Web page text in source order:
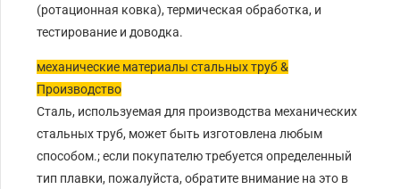
(ротационная ковка), термическая обработка, и
тестирование и доводка.
механические материалы стальных труб &
Производство
Сталь, используемая для производства механических
стальных труб, может быть изготовлена ​​любым
способом.; если покупателю требуется определенный
тип плавки, пожалуйста, обратите внимание на это в